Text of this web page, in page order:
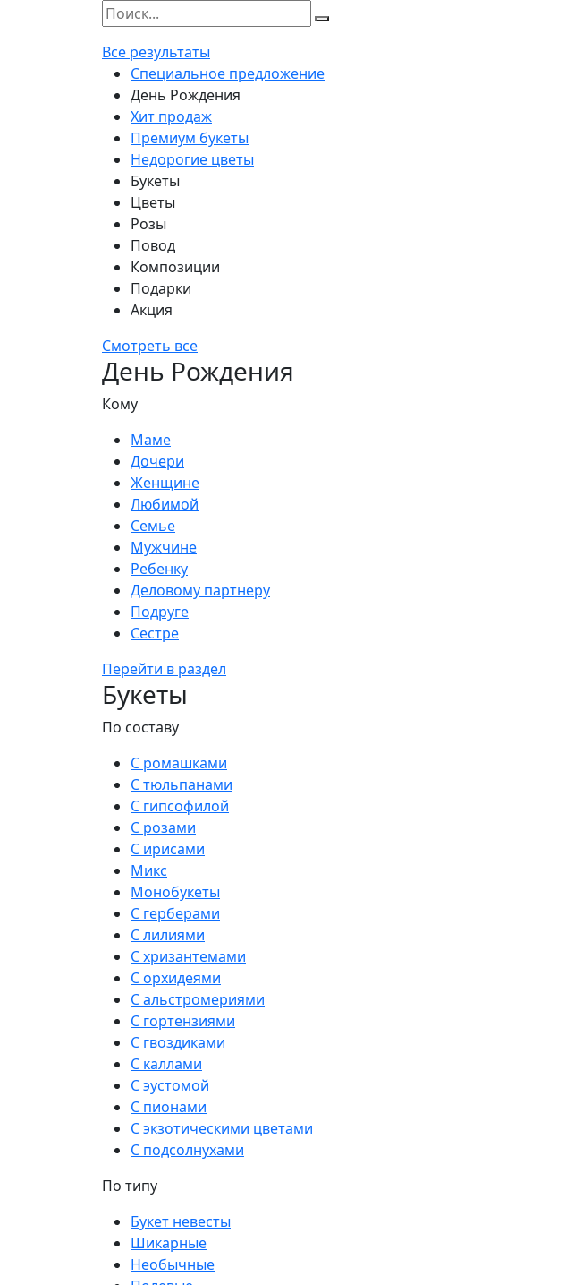
Все результаты
Специальное предложение
День Рождения
Хит продаж
Премиум букеты
Недорогие цветы
Букеты
Цветы
Розы
Повод
Композиции
Подарки
Акция
Смотреть все
День Рождения
Кому
Маме
Дочери
Женщине
Любимой
Семье
Мужчине
Ребенку
Деловому партнеру
Подруге
Сестре
Перейти в раздел
Букеты
По составу
С ромашками
С тюльпанами
С гипсофилой
С розами
С ирисами
Микс
Монобукеты
С герберами
С лилиями
С хризантемами
С орхидеями
С альстромериями
С гортензиями
С гвоздиками
С каллами
С эустомой
С пионами
С экзотическими цветами
С подсолнухами
По типу
Букет невесты
Шикарные
Необычные